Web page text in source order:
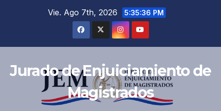
Vie. Ago 7th, 2026 5:35:37 PM
Jurado de Enjuiciamiento de
Magistrados